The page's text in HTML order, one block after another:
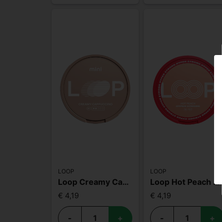
LOOP
Loop Creamy Cappuccino Mini
€ 4,19
- +
LOOP
Loop Hot Peach Hyper Strong
€ 4,19
- +